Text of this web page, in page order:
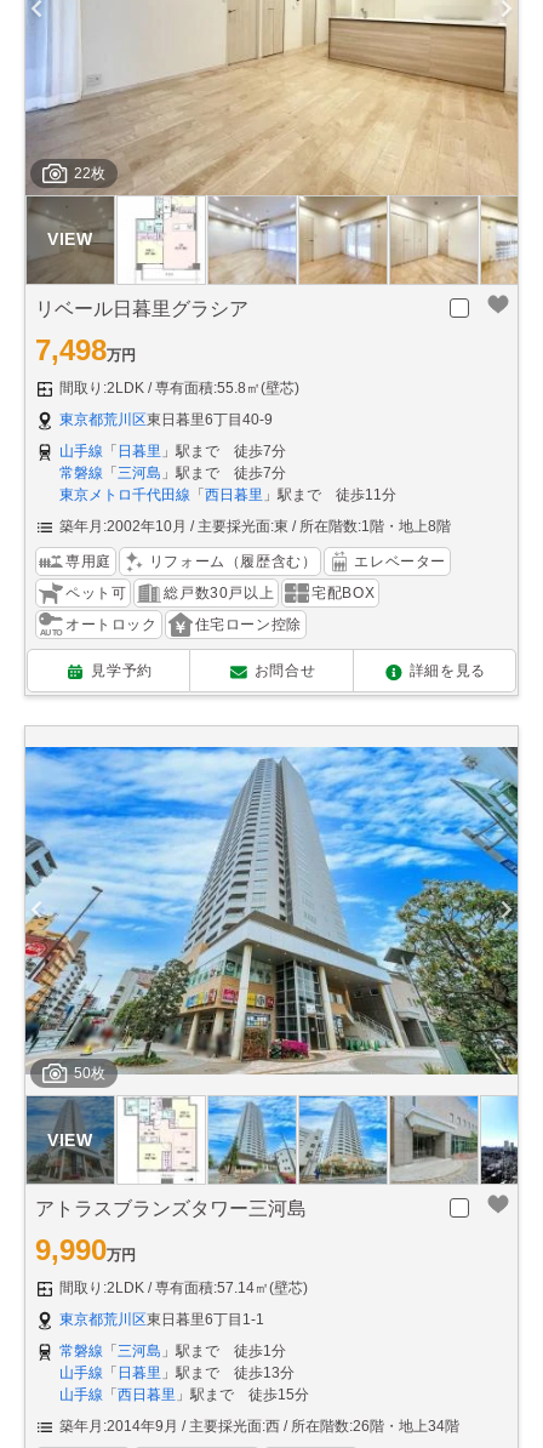
22枚
リベール日暮里グラシア
7,498万円
間取り:2LDK
専有面積:55.8㎡(壁芯)
東京都荒川区東日暮里6丁目40-9
山手線 「 日暮里 」駅まで 徒歩7分
常磐線 「三河島 」駅まで 徒歩7分
東京メトロ千代田線 「西日暮里 」駅まで 徒歩11分
築年月:2002年10月
主要採光面:東 所在階数:1階・地上8階
専用庭 リフォーム（履歴含む）
エレベーター
ペット可
総戸数30戸以上
宅配BOX
オートロック
住宅ローン控除
見学予約 お問合せ 詳細を見る
50枚
アトラスブランズタワー三河島
9,990万円
間取り:2LDK
専有面積:57.14㎡(壁芯)
東京都荒川区東日暮里6丁目1-1
常磐線 「 三河島 」駅まで 徒歩1分
山手線 「 日暮里 」駅まで 徒歩13分
山手線 「 西日暮里 」駅まで 徒歩15分
築年月:2014年9月
主要採光面:西 所在階数:26階・地上34階